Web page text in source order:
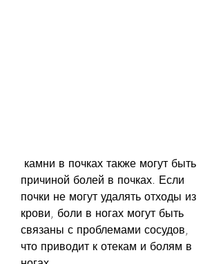
причиной болей в почках. Если
почки не могут удалять отходы из
крови, боли в ногах могут быть
связаны с проблемами сосудов,
что приводит к отекам и болям в